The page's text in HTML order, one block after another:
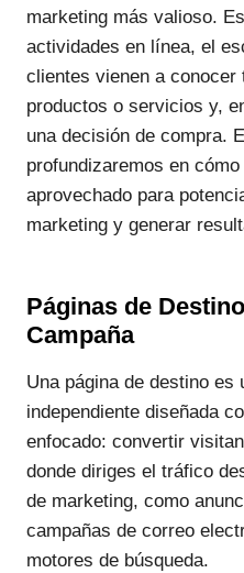
marketing más valioso.
actividades en línea, el
clientes vienen a
productos o servicios y,
una decisión de compra.
profundizaremos en
aprovechado para
marketing y generar
Páginas de
Campaña
Una página de destino es
independiente diseñada
enfocado: convertir
donde diriges el tráfico
de marketing, como
campañas de correo
motores de búsqueda.